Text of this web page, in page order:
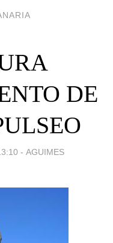
DE
- AGUIMES